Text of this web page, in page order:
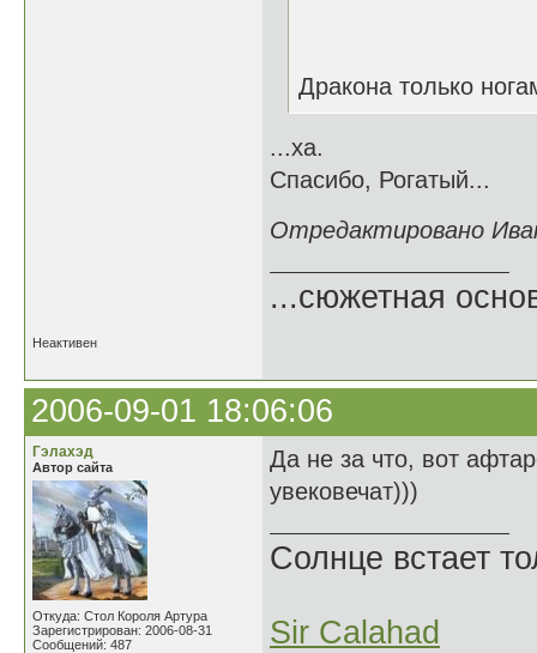
Дракона только
...ха.
Спасибо, Рогатый...
Отредактировано
...сюжетная
Неактивен
2006-09-01 18:06:06
Гэлахэд
Автор сайта
Откуда: Стол Короля Артура
Зарегистрирован: 2006-08-31
Сообщений: 487
Да не за что, вот
увековечат)))
Солнце встает
Sir Calahad